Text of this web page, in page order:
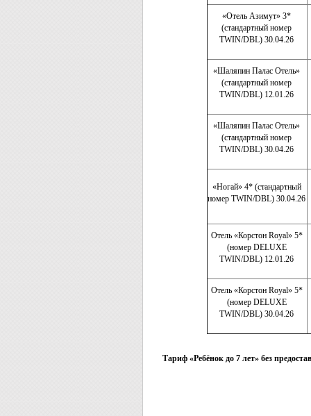
«Отель Азимут» 3*
(стандартный номер
TWIN/DBL) 30.04.26
«Шаляпин Палас Отель»
(стандартный номер
TWIN/DBL) 12.01.26
«Шаляпин Палас Отель»
(стандартный номер
TWIN/DBL) 30.04.26
«Ногай» 4* (стандартный
номер TWIN/DBL) 30.04.26
Отель «Корстон Royal» 5*
(номер DELUXE
TWIN/DBL) 12.01.26
Отель «Корстон Royal» 5*
(номер DELUXE
TWIN/DBL) 30.04.26
Тариф «Ребёнок до 7 лет» без